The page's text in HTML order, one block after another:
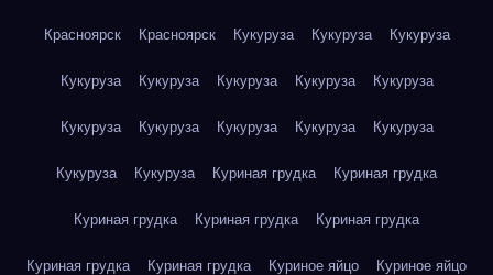
Красноярск Красноярск Кукуруза Кукуруза Кукуруза
Кукуруза Кукуруза Кукуруза Кукуруза Кукуруза
Кукуруза Кукуруза Кукуруза Кукуруза Кукуруза
Кукуруза Кукуруза Куриная грудка Куриная грудка
Куриная грудка Куриная грудка Куриная грудка
Куриная грудка Куриная грудка Куриное яйцо Куриное яйцо